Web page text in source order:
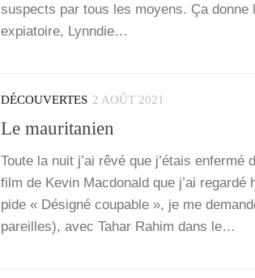
sus­pects par tous les moyens. Ça donne
expia­toire, Lynn­die…
DÉCOUVERTES 2 AOÛT 2021
Le mauritanien
Toute la nuit j’ai rêvé que j’é­tais
film de Kevin Mac­do­nald que j’ai
pide « Dési­gné cou­pable », je me
pareilles), avec Tahar Rahim dans le…